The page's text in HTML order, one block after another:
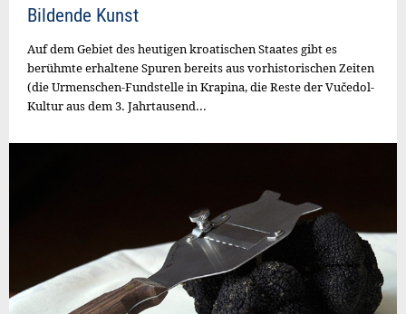
Bildende Kunst
Auf dem Gebiet des heutigen kroatischen Staates gibt es
berühmte erhaltene Spuren bereits aus vorhistorischen Zeiten
(die Urmenschen-Fundstelle in Krapina, die Reste der Vučedol-
Kultur aus dem 3. Jahrtausend...